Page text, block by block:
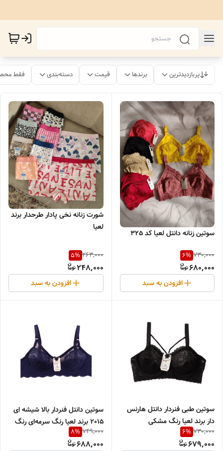
پربازدیدترین برندها قیمت دسته‌بندی فقط
سوتین زنانه دانتل لعیا کد 325
730,000
6%
680,000
افزودن به سبد
شورت زنانه نخی پادار طرحدار برند
لعیا
263,000
5%
248,000
افزودن به سبد
سوتین طبی فنردار دانتل هارنس
دار برند لعیا رنگ مشکی
730,000
6%
679,000
سوتین دانتل فنردار بالا شیشه ای
2015 برند لعیا رنگ سرمه‌ای رنگ
سرمه ای
749,000
8%
688,000